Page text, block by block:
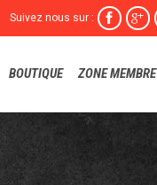
Suivez nous sur :  
BOUTIQUE ZONE MEMBRE